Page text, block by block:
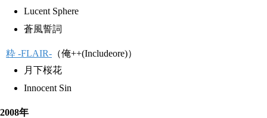
Lucent Sphere
蒼風誓詞
粋 -FLAIR- （俺++(Includeore)）
月下桜花
Innocent Sin
2008年